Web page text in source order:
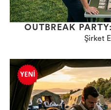
OUTBREAK
Şirket